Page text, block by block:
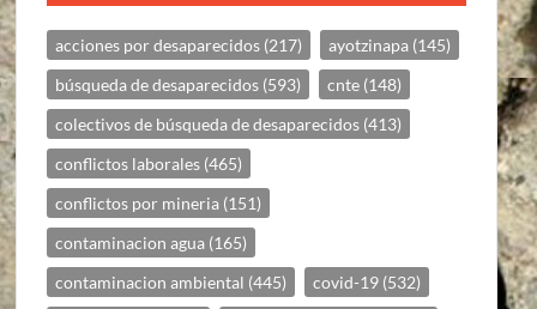
acciones por desaparecidos (217) ayotzinapa (145)
búsqueda de desaparecidos (593) cnte (148)
colectivos de búsqueda de desaparecidos (413)
conflictos laborales (465)
conflictos por mineria (151)
contaminacion agua (165)
contaminacion ambiental (445) covid-19 (532)